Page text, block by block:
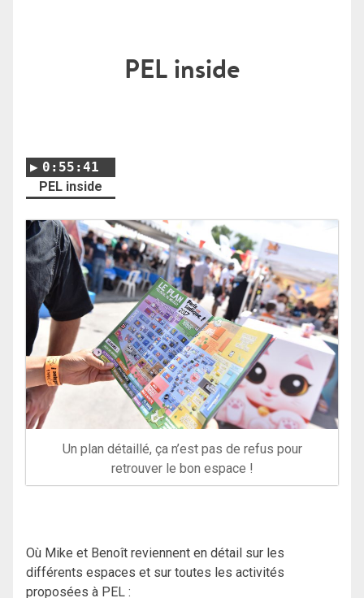
PEL inside
0:55:41
PEL inside
Un plan détaillé, ça n’est pas de refus pour
retrouver le bon espace !
Où Mike et Benoît reviennent en détail sur les
différents espaces et sur toutes les activités
proposées à PEL :